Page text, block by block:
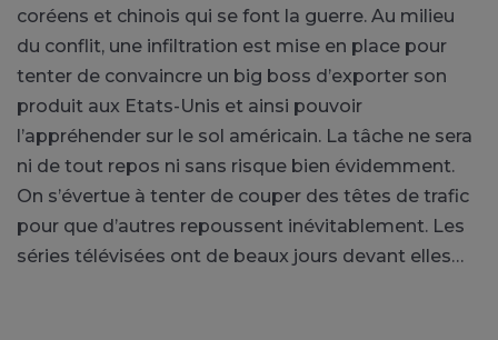
coréens et chinois qui se font la guerre. Au milieu
du conflit, une infiltration est mise en place pour
tenter de convaincre un big boss d’exporter son
produit aux Etats-Unis et ainsi pouvoir
l’appréhender sur le sol américain. La tâche ne sera
ni de tout repos ni sans risque bien évidemment.
On s’évertue à tenter de couper des têtes de trafic
pour que d’autres repoussent inévitablement. Les
séries télévisées ont de beaux jours devant elles…